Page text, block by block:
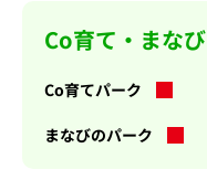
Co育て・まなび
Co育てパーク
まなびのパーク